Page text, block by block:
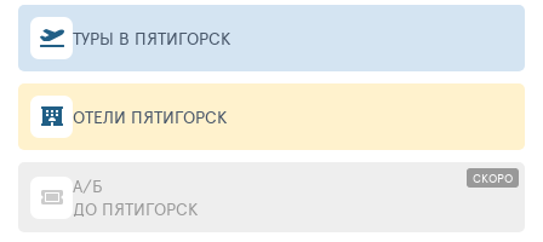
ТУРЫ В ПЯТИГОРСК
ОТЕЛИ ПЯТИГОРСК
СКОРО
А/Б
ДО ПЯТИГОРСК